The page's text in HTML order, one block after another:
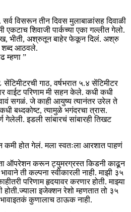
विसरून तीन दिवस मुलाबाळांसह दिवाळी
एकटाच शिवाजी पार्कच्या एका गल्लीत गेलो.
भीती, अश्रुतून बाहेर फेकून दिलं. अश्रु
शब्द आठवले.
म्हणा ”
गाठ, वर्षभरात ५.४ सेंटिमीटर
वाईट परिणाम मी सहन केले. कधी कधी
सगळं. जे काही आयुष्य त्यानंतर उरेल ते
बध्दकोष्ट, त्यामुळे भगंदरचा त्रास.
गेलेली. इडली सांबारचं सांबारही तिखट
कमी होत गेलं. मला स्वतःला आरशात पाहणं
ऑपरेशन करून ट्युमरग्रस्त किडनी काढून
ती कल्पना स्वीकारली नाही. माझी ३५
परिणाम हृदयावर करणार होती. माझ्या
होती.ज्याला इजेक्शन रेशो म्हणतात तो ३५
कुणालाच ठाऊक नाही.